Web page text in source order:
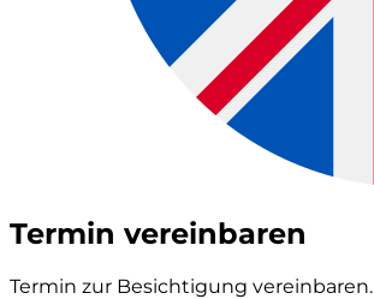
Termin vereinbaren
Termin zur Besichtigung vereinbaren.